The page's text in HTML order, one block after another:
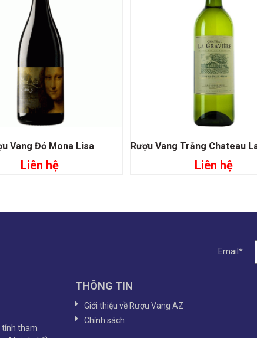
Đọc tiếp
Vang Đỏ Mona Lisa
Liên hệ
Đọc tiếp
Liên hệ
tính tham
Email*
THÔNG TIN
Giới thiệu về Rượu Vang AZ
Chính sách